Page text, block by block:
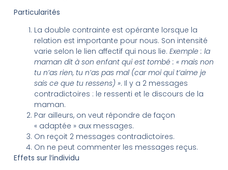
Particularités
La double contrainte est opérante lorsque la
relation est importante pour nous. Son intensité
varie selon le lien affectif qui nous lie. Exemple : la
maman dit à son enfant qui est tombé : « mais non
tu n’as rien, tu n’as pas mal (car moi qui t’aime je
sais ce que tu ressens) ». Il y a 2 messages
contradictoires : le ressenti et le discours de la
maman.
Par ailleurs, on veut répondre de façon
« adaptée » aux messages.
On reçoit 2 messages contradictoires.
On ne peut commenter les messages reçus.
Effets sur l’individu